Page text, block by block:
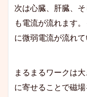
次は心臓、肝臓、
も電流が流れます
に微弱電流が流れて
まるまるワークは
に寄せることで磁